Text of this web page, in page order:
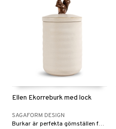
Ellen Ekorreburk med lock
SAGAFORM DESIGN
Burkar är perfekta gömställen för det man vill ha nära till hands men som inte alltid är så dekorativt.